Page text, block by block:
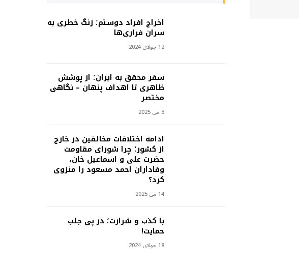
اخراج افراد دوستم؛ زنگ خطری به
سران فراری‌ها
12 جولای 2024
سفر محقق به ایران؛ از پوشش
ظاهری تا اهداف پنهان – نگاهی
مختصر
3 می 2025
ادامه اختلافات مخالفین در خارج
از کشور؛ چرا شورای مقاومت
حضرت علی و اسماعیل خان،
وفاداران احمد مسعود را منزوی
کرد؟
14 می 2025
با کذب و شرارت؛ در پی جلب
حمایت!
18 جولای 2024